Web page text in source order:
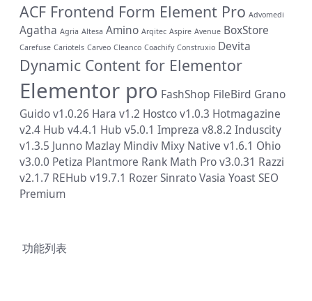
ACF Frontend Form Element Pro Advomedi
Agatha Agria Altesa Amino Arqitec Aspire Avenue BoxStore
Carefuse Cariotels Carveo Cleanco Coachify Construxio Devita
Dynamic Content for Elementor
Elementor pro FashShop FileBird Grano
Guido v1.0.26 Hara v1.2 Hostco v1.0.3 Hotmagazine
v2.4 Hub v4.4.1 Hub v5.0.1 Impreza v8.8.2 Induscity
v1.3.5 Junno Mazlay Mindiv Mixy Native v1.6.1 Ohio
v3.0.0 Petiza Plantmore Rank Math Pro v3.0.31 Razzi
v2.1.7 REHub v19.7.1 RozerSinratoVasia Yoast SEO
Premium
功能列表